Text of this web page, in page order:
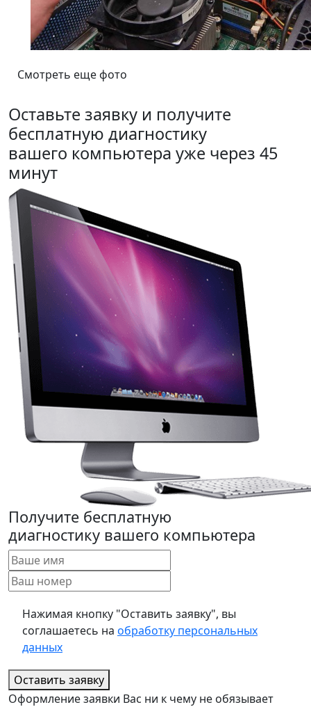
Смотреть еще фото
Оставьте заявку и получите
бесплатную диагностику
вашего компьютера уже через 45
минут
Получите бесплатную
диагностику вашего компьютера
Нажимая кнопку "Оставить заявку", вы
соглашаетесь на обработку персональных
данных
Оставить заявку
Оформление заявки Вас ни к чему не обязывает